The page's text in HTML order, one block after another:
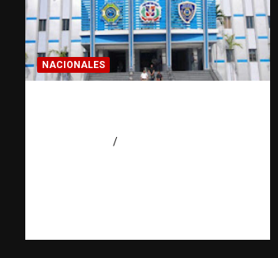
NACIONALES